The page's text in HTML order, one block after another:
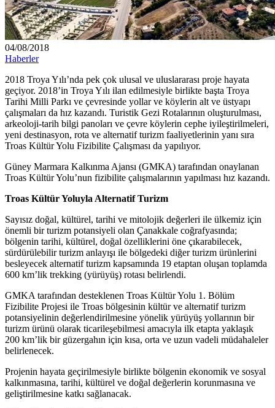
04/08/2018
Haberler
2018 Troya Yılı’nda pek çok ulusal ve uluslararası proje hayata
geçiyor. 2018’in Troya Yılı ilan edilmesiyle birlikte başta Troya
Tarihi Milli Parkı ve çevresinde yollar ve köylerin alt ve üstyapı
çalışmaları da hız kazandı. Turistik Gezi Rotalarının oluşturulması,
arkeoloji-tarih bilgi panoları ve çevre köylerin cephe iyileştirilmeleri,
yeni destinasyon, rota ve alternatif turizm faaliyetlerinin yanı sıra
Troas Kültür Yolu Fizibilite Çalışması da yapılıyor.
Güney Marmara Kalkınma Ajansı (GMKA) tarafından onaylanan
Troas Kültür Yolu’nun fizibilite çalışmalarının yapılması hız kazandı.
Troas Kültür Yoluyla Alternatif Turizm
Sayısız doğal, kültürel, tarihi ve mitolojik değerleri ile ülkemiz için
önemli bir turizm potansiyeli olan Çanakkale coğrafyasında;
bölgenin tarihi, kültürel, doğal özelliklerini öne çıkarabilecek,
sürdürülebilir turizm anlayışı ile bölgedeki diğer turizm ürünlerini
besleyecek alternatif turizm kapsamında 19 etaptan oluşan toplamda
600 km’lik trekking (yürüyüş) rotası belirlendi.
GMKA tarafından desteklenen Troas Kültür Yolu 1. Bölüm
Fizibilite Projesi ile Troas bölgesinin kültür ve alternatif turizm
potansiyelinin değerlendirilmesine yönelik yürüyüş yollarının bir
turizm ürünü olarak ticarileşebilmesi amacıyla ilk etapta yaklaşık
200 km’lik bir güzergahın için kısa, orta ve uzun vadeli müdahaleler
belirlenecek.
Projenin hayata geçirilmesiyle birlikte bölgenin ekonomik ve sosyal
kalkınmasına, tarihi, kültürel ve doğal değerlerin korunmasına ve
geliştirilmesine katkı sağlanacak.